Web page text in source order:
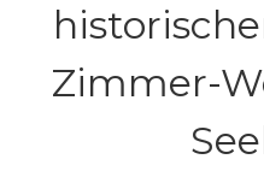
Zimmer-